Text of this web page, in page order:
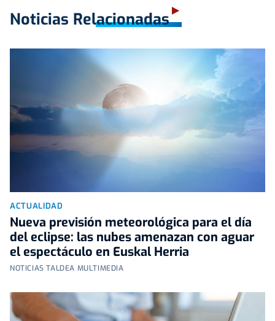
Noticias Relacionadas
ACTUALIDAD
Nueva previsión meteorológica para el día
del eclipse: las nubes amenazan con aguar
el espectáculo en Euskal Herria
NOTICIAS TALDEA MULTIMEDIA